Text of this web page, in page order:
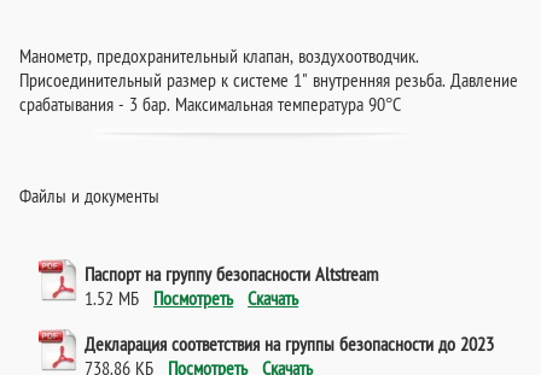
Манометр, предохранительный клапан, воздухоотводчик.
Присоединительный размер к системе 1" внутренняя резьба. Давление
срабатывания - 3 бар. Максимальная температура 90°C
Файлы и документы
Паспорт на группу безопасности Altstream
1.52 МБ Посмотреть Скачать
Декларация соответствия на группы безопасности до 2023
738.86 КБ Посмотреть Скачать